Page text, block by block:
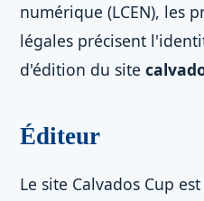
numérique (LCEN), les
légales précisent
d'édition du site
Éditeur
Le site Calvados Cup